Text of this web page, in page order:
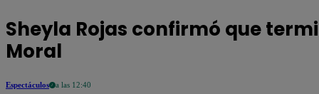
Sheyla Rojas confirmó que
Moral
Espectáculos a las 12:40